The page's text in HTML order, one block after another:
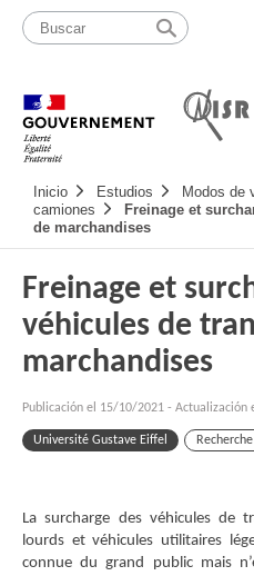
Pasar
contenido
Mapa
web
Navigation
principale
Inicio Estudios Modos de
camiones
Freinage et
de marchandises
Freinage et
véhicules de
marchandises
Publicación el 15/10/2021 - Actualización
Université Gustave Eiffel Recherche
La surcharge des véhicules de
lourds et véhicules utilitaires
connue du grand public mais